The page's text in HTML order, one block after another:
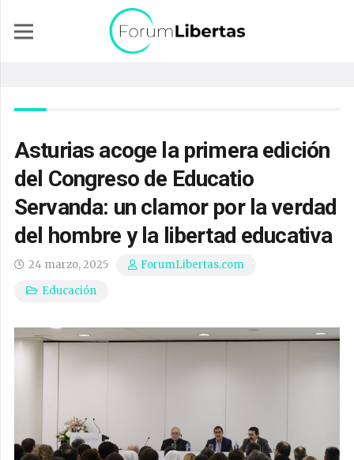
Asturias acoge la primera edición
del Congreso de Educatio
Servanda: un clamor por la verdad
del hombre y la libertad educativa
24 marzo, 2025
ForumLibertas.com
Educación